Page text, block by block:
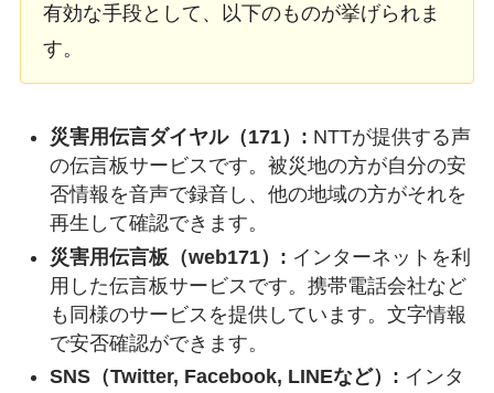
有効な手段として、以下のものが挙げられま
す。
災害用伝言ダイヤル（171）: NTTが提供する声
の伝言板サービスです。被災地の方が自分の安
否情報を音声で録音し、他の地域の方がそれを
再生して確認できます。
災害用伝言板（web171）: インターネットを利
用した伝言板サービスです。携帯電話会社など
も同様のサービスを提供しています。文字情報
で安否確認ができます。
SNS（Twitter, Facebook, LINEなど）: インタ